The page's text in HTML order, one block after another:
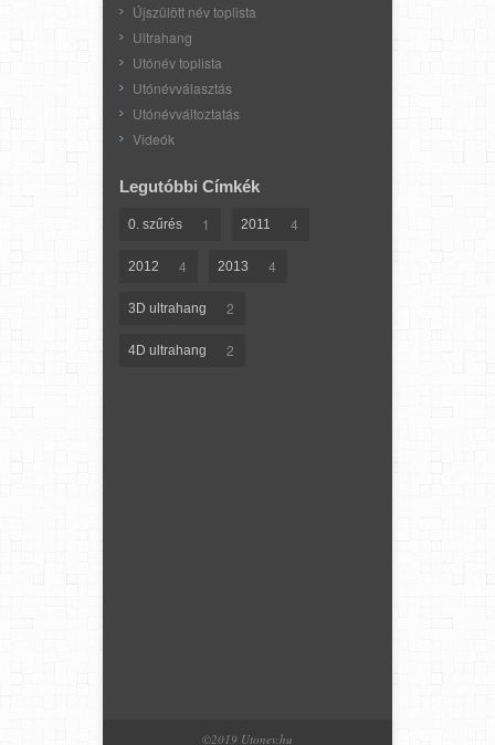
Újszülött név toplista
Ultrahang
Utónév toplista
Utónévválasztás
Utónévváltoztatás
Videók
Legutóbbi Címkék
0. szűrés 1 2011 4
2012 4 2013 4
3D ultrahang 2
4D ultrahang 2
©2019 Utonev.hu